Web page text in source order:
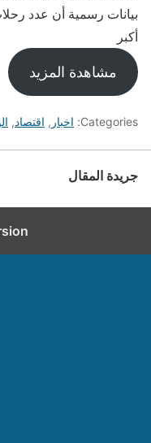
بيانات رسمية أن عدد
أكبر
مشاهدة المزيد
Categories: اخبار , اقتصاد,
جريدة المقال